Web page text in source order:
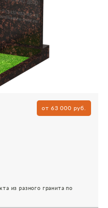
от 63 000 руб.
из разного гранита по